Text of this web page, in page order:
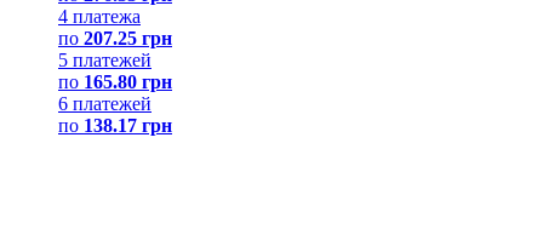
4 платежа
по 207.25 грн
5 платежей
по 165.80 грн
6 платежей
по 138.17 грн